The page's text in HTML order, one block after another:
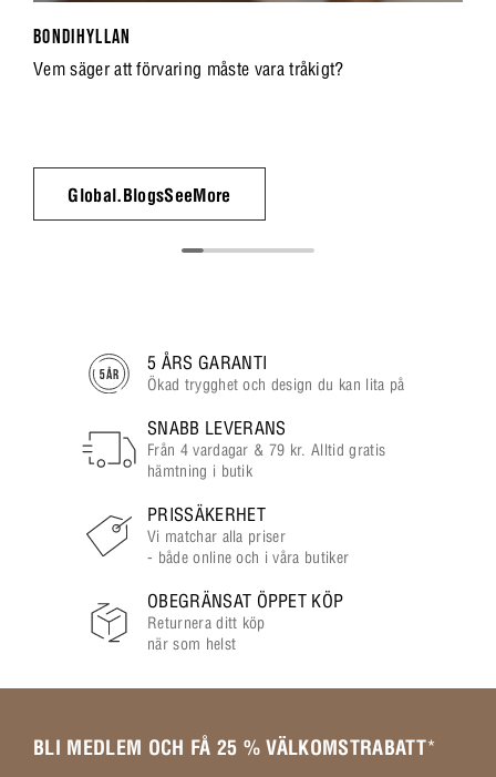
BONDIHYLLAN
Vem säger att förvaring måste vara tråkigt?
Global.BlogsSeeMore
5 ÅRS GARANTI
Ökad trygghet och design du kan lita på
SNABB LEVERANS
Från 4 vardagar & 79 kr. Alltid gratis
hämtning i butik
PRISSÄKERHET
Vi matchar alla priser
- både online och i våra butiker
OBEGRÄNSAT ÖPPET KÖP
Returnera ditt köp
när som helst
BLI MEDLEM OCH FÅ 25 % VÄLKOMSTRABATT*